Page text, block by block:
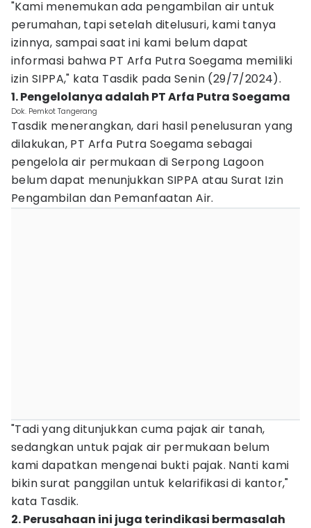
"Kami menemukan ada pengambilan air untuk
perumahan, tapi setelah ditelusuri, kami tanya
izinnya, sampai saat ini kami belum dapat
informasi bahwa PT Arfa Putra Soegama memiliki
izin SIPPA," kata Tasdik pada Senin (29/7/2024).
1. Pengelolanya adalah PT Arfa Putra Soegama
Dok. Pemkot Tangerang
Tasdik menerangkan, dari hasil penelusuran yang
dilakukan, PT Arfa Putra Soegama sebagai
pengelola air permukaan di Serpong Lagoon
belum dapat menunjukkan SIPPA atau Surat Izin
Pengambilan dan Pemanfaatan Air.
"Tadi yang ditunjukkan cuma pajak air tanah,
sedangkan untuk pajak air permukaan belum
kami dapatkan mengenai bukti pajak. Nanti kami
bikin surat panggilan untuk kelarifikasi di kantor,"
kata Tasdik.
2. Perusahaan ini juga terindikasi bermasalah